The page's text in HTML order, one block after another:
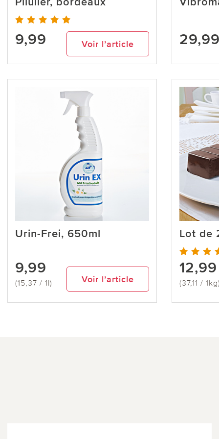
9,99 Voir l’article
Urin-Frei, 650ml
9,99
(15,37 / 1l) Voir l’article
Lot de
12,99
(37,11 /